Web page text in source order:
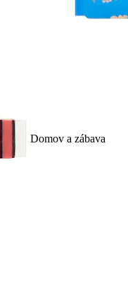
Domov a zábava